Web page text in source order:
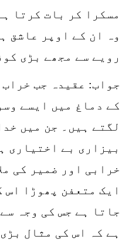
مسکرا کر بات کرتا
وہ ان کے اوپر عاشق
رویے سے مجھے بڑی
جواب: عقیدہ جب
کے دماغ میں ایسے
لگتے ہیں۔ جن میں
بیزاری بے اختیاری
خرابی اور ضمیر کی
ایک متعفن پھوڑا اس
جاتا ہے جس کی وجہ
ہے کہ اس کی مثال